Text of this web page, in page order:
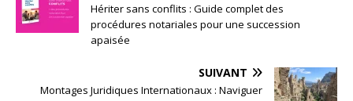
Hériter sans conflits : Guide complet des
procédures notariales pour une succession
apaisée
SUIVANT
Montages Juridiques Internationaux : Naviguer